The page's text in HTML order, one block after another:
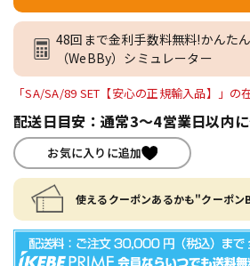
48回まで金利手数料無料!かんた
（WeBBy）シミュレーター
「SA/SA/89 SET【安心の正規輸入品】」の
配送日目安：通常3～4営業日以内
お気に入りに追加
使えるクーポンあるかも"クーポン